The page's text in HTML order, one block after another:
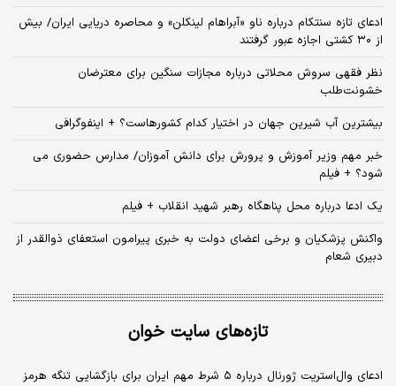
ادعای تازه سنتکام درباره ناو «آبراهام لینکلن» و محاصره دریایی ایران/ بیش
از ۳۰ کشتی اجازه عبور گرفتند
نظر فقهی سروش محلاتی درباره مجازات سنگین برای معترضان
خشونت‌طلب
بیشترین آب شیرین جهان در اختیار کدام کشورهاست؟ + اینفوگرافی
خبر مهم وزیر آموزش و پرورش برای دانش آموزان/ مدارس حضوری می
شود؟ + فیلم
یک ادعا درباره محل پناهگاه‌ رهبر شهید انقلاب + فیلم
واکنش پزشکیان و برخی اعضای دولت به خبری پیرامون استعفای ذوالقدر از
دبیری شعام
تازه‌های سایت خوان
ادعای وال‌استریت ژورنال درباره ۵ شرط مهم ایران برای بازگشایی تنگه هرمز